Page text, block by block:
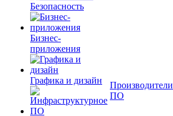
Безопасность
Бизнес-
приложения
Графика и дизайн
Производители
ПО